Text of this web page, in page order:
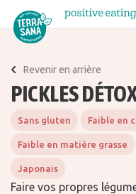
À propos de nous
Blog
Contacter
Revenir en arrière
PICKLES DÉTOX
Sans gluten Faible en
Faible en matière grasse
Japonais
Faire vos propres